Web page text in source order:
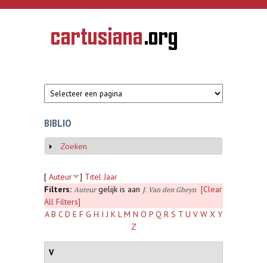
Overslaan en naar de inhoud gaan
CARTUSIANA
Geschiedenis
van de
BIBLIO
Weergeven
Zoeken
[ Auteur ] Titel Jaar
Filters: Auteurgelijk is aan J. Van den Gheyn
[Clear
All Filters]
A B C D E F G H I J K L M N O P Q R S T U V W X Y
Z
V